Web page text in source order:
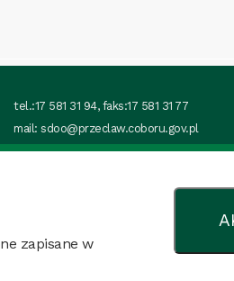
tel.:17 581 31 94, faks:17 581 31 77
mail:sdoo@przeclaw.coboru.gov.pl
Przecław
woj. podkarpackie
zapisane w